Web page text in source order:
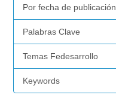
Por fecha de publicación
Palabras Clave
Temas Fedesarrollo
Keywords